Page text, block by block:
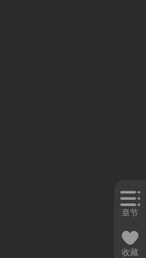
章节
收藏